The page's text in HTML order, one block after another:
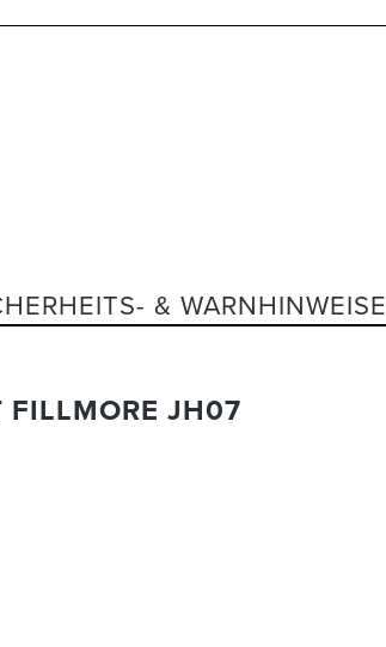
& WARNHINWEISE
FILLMORE JH07